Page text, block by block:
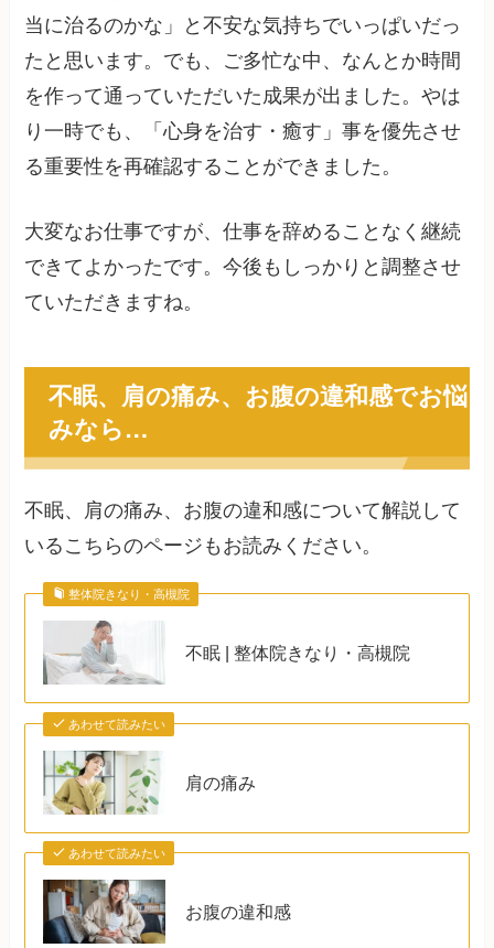
当に治るのかな」と不安な気持ちでいっぱいだっ
たと思います。でも、ご多忙な中、なんとか時間
を作って通っていただいた成果が出ました。やは
り一時でも、「心身を治す・癒す」事を優先させ
る重要性を再確認することができました。
大変なお仕事ですが、仕事を辞めることなく継続
できてよかったです。今後もしっかりと調整させ
ていただきますね。
不眠、肩の痛み、お腹の違和感でお悩
みなら…
不眠、肩の痛み、お腹の違和感について解説して
いるこちらのページもお読みください。
整体院きなり・高槻院
不眠 | 整体院きなり・高槻院
あわせて読みたい
肩の痛み
あわせて読みたい
お腹の違和感